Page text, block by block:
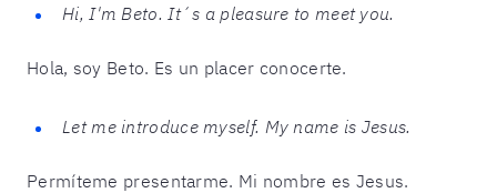
Hi, I'm Beto. It´s a pleasure to meet you.
Hola, soy Beto. Es un placer conocerte.
Let me introduce myself. My name is Jesus.
Permíteme presentarme. Mi nombre es Jesus.